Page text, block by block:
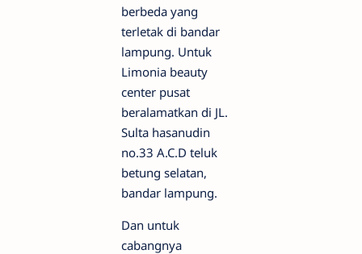
berbeda yang
terletak di bandar
lampung. Untuk
Limonia beauty
center pusat
beralamatkan di JL.
Sulta hasanudin
no.33 A.C.D teluk
betung selatan,
bandar lampung.
Dan untuk
cabangnya